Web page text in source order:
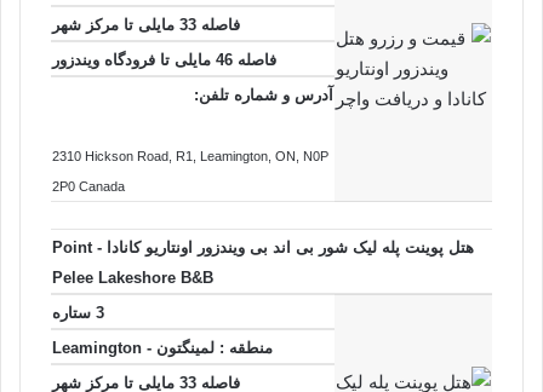
فاصله 33 مایلی تا
مرکز شهر
فاصله 46 مایلی تا فرودگاه ویندزور
آدرس و شماره تلفن:
2310 Hickson Road, R1 , Leamington , ON , N0P
2P0 Canada
هتل پوینت پله لیک شور بی اند بی ویندزور اونتاریو کانادا - Point
Pelee Lakeshore B&B
3 ستاره
منطقه : لمینگتون - Leamington
فاصله 33 مایلی تا
مرکز شهر